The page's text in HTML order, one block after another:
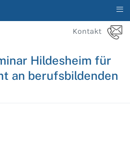
Kontakt
Hildesheim für
an berufsbildenden
≡